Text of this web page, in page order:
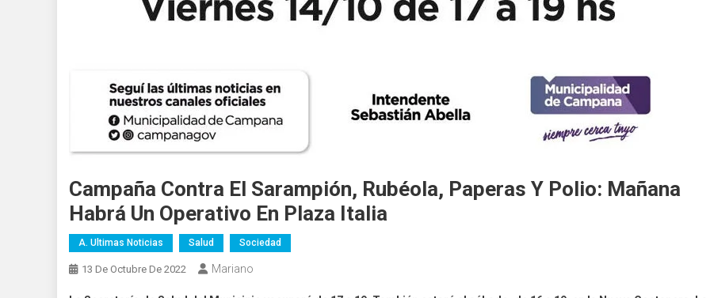
Campaña Contra El Sarampión, Rubéola, Paperas Y Polio: Mañana
Habrá Un Operativo En Plaza Italia
A. Ultimas Noticias Salud Sociedad
13 De Octubre De 2022 Mariano